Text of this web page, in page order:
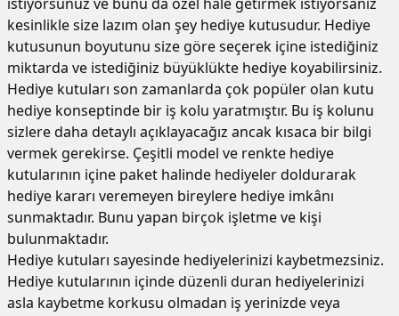
kesinlikle size lazım olan şey hediye kutusudur. Hediye
kutusunun boyutunu size göre seçerek içine istediğiniz
miktarda ve istediğiniz büyüklükte hediye koyabilirsiniz.
Hediye kutuları son zamanlarda çok popüler olan kutu
hediye konseptinde bir iş kolu yaratmıştır. Bu iş kolunu
sizlere daha detaylı açıklayacağız ancak kısaca bir bilgi
vermek gerekirse. Çeşitli model ve renkte hediye
kutularının içine paket halinde hediyeler doldurarak
hediye kararı veremeyen bireylere hediye imkânı
sunmaktadır. Bunu yapan birçok işletme ve kişi
bulunmaktadır.
Hediye kutuları sayesinde hediyelerinizi kaybetmezsiniz.
Hediye kutularının içinde düzenli duran hediyelerinizi
asla kaybetme korkusu olmadan iş yerinizde veya